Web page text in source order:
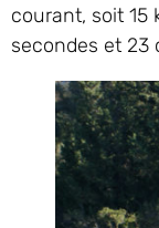
courant, soit 15
secondes et 23